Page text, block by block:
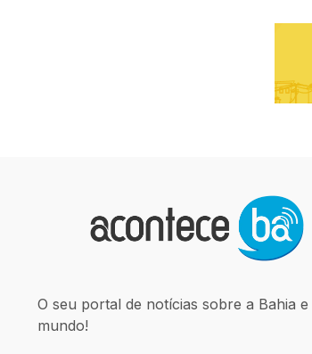
O seu portal de notícias sobre a Bahia e
mundo!